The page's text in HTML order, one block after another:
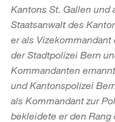
Kantons St. Gallen und
Staatsanwalt des
er als
der Stadtpolizei Bern
Kommandanten
und Kantonspolizei
als Kommandant zur
bekleidete er den